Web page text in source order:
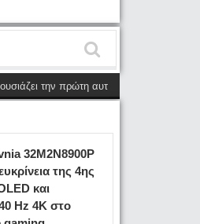
πρώτη αυτόνομη dual-sided οθόνη
32M2N8900P
της 4ης
και
Hz 4K στο